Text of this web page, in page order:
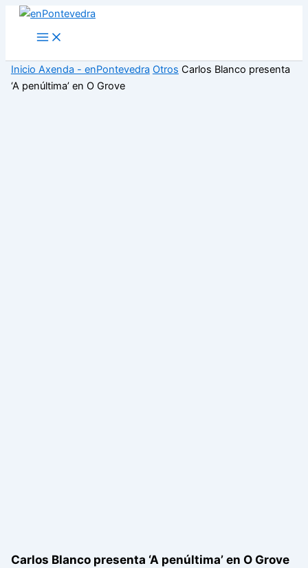
Main
Menu
Inicio Axenda - enPontevedra Otros Carlos Blanco presenta
‘A penúltima’ en O Grove
Carlos Blanco presenta ‘A penúltima’ en O Grove